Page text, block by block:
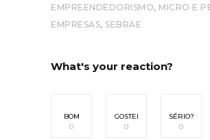
EMPREENDEDORISMO, MICRO E
EMPRESAS, SEBRAE
What's your reaction?
BOM
0
GOSTEI
0
SÉRIO?
0